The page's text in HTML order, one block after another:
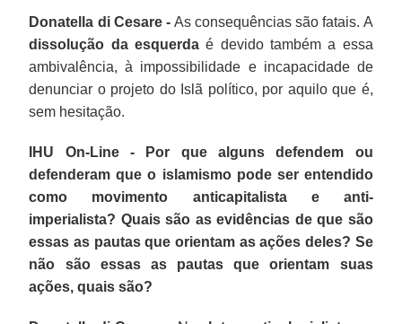
Donatella di Cesare - As consequências são fatais. A
dissolução da esquerda é devido também a essa
ambivalência, à impossibilidade e incapacidade de
denunciar o projeto do Islã político, por aquilo que é,
sem hesitação.
IHU On-Line - Por que alguns defendem ou
defenderam que o islamismo pode ser entendido
como movimento anticapitalista e anti-
imperialista? Quais são as evidências de que são
essas as pautas que orientam as ações deles? Se
não são essas as pautas que orientam suas
ações, quais são?